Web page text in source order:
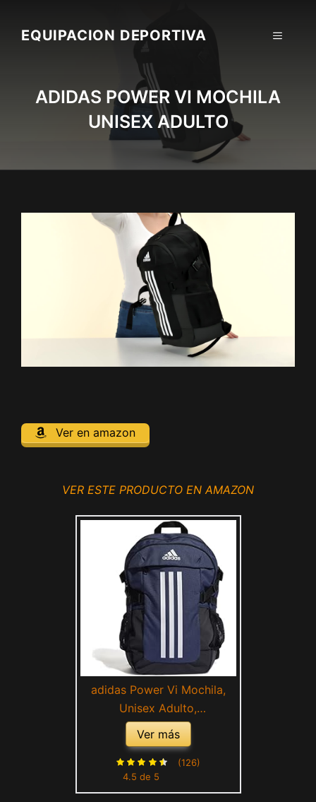
contentEQUIPACION DEPORTIVA MENU
ADIDAS POWER VI MOCHILA
UNISEX ADULTO
Ver en amazon
VER ESTE PRODUCTO EN AMAZON
adidas Power Vi Mochila,
Unisex Adulto,
Shanav/Blanco/Negro, 19 cm
x 30 cm x 48 cm
Ver más
4.5 de 5
(126)